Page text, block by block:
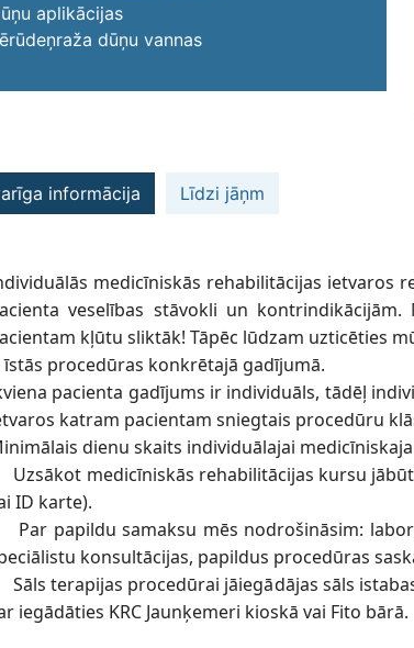
aplikācijas
dūņu vannas
informācija Līdzi jāņm
medicīniskās rehabilitācijas ietvaros
veselības stāvokli un
kļūtu sliktāk! Tāpēc lūdzam uzticēties
īstās procedūras konkrētajā gadījumā.
pacienta gadījums ir individuāls, tādēļ
katram pacientam sniegtais procedūru
dienu skaits individuālajai
Uzsākot medicīniskās rehabilitācijas kursu
ID karte).
Par papildu samaksu mēs nodrošināsim:
konsultācijas, papildus procedūras
Sāls terapijas procedūrai jāiegādājas sāls
iegādāties KRC Jaunķemeri kioskā vai Fito bārā.